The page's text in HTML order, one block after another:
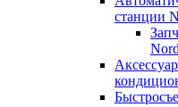
станции